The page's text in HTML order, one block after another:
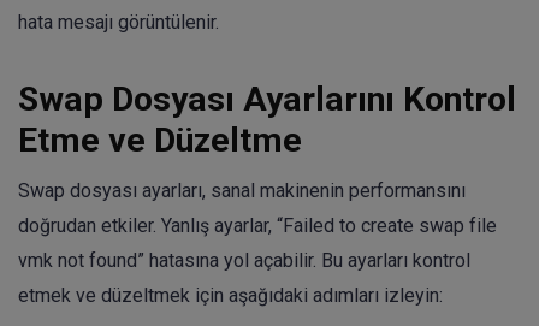
hata mesajı görüntülenir.
Swap Dosyası Ayarlarını Kontrol
Etme ve Düzeltme
Swap dosyası ayarları, sanal makinenin performansını
doğrudan etkiler. Yanlış ayarlar, “Failed to create swap file
vmk not found” hatasına yol açabilir. Bu ayarları kontrol
etmek ve düzeltmek için aşağıdaki adımları izleyin: